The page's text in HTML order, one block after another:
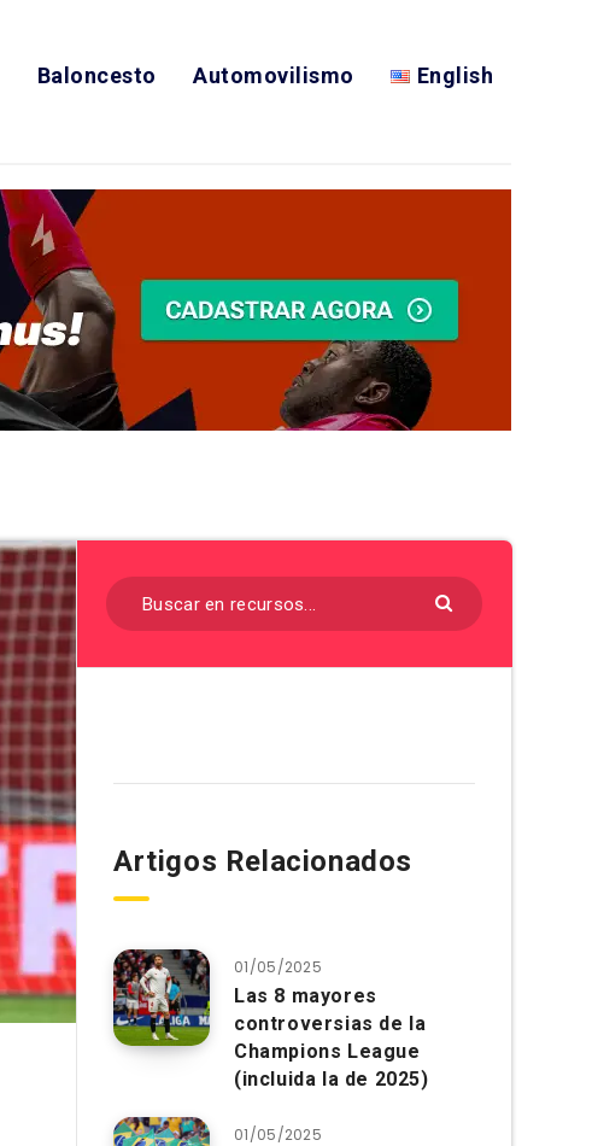
Baloncesto Automovilismo English
Artigos Relacionados
01/05/2025
Las 8 mayores
controversias de la
Champions League
(incluida la de 2025)
01/05/2025